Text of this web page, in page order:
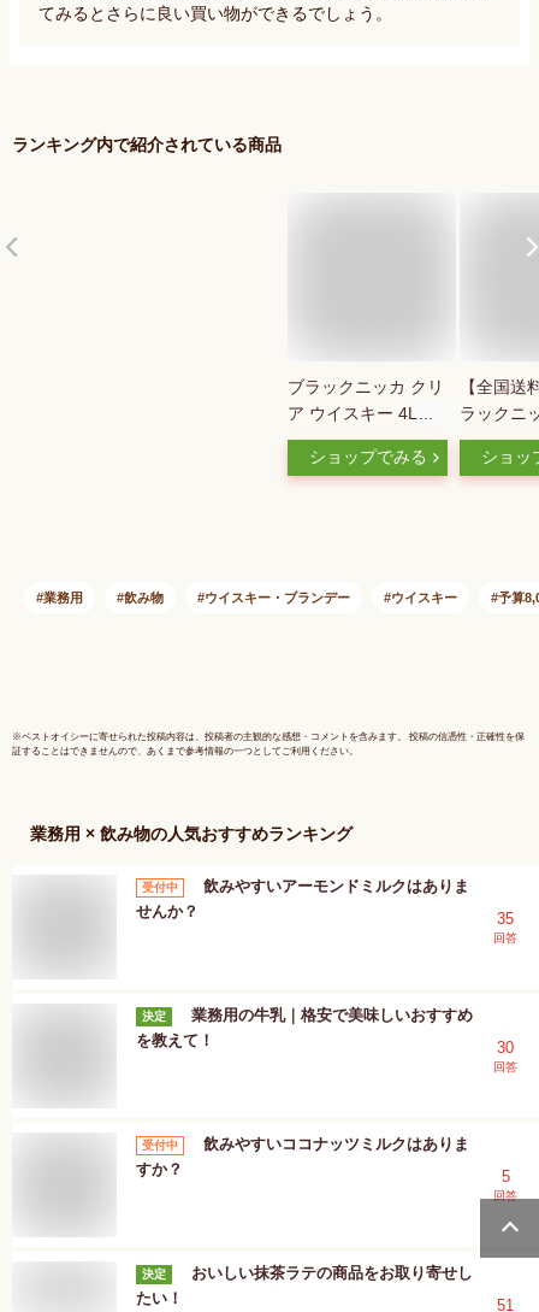
てみるとさらに良い買い物ができるでしょう。
ランキング内で紹介されている商品
ブラックニッカ クリ
ア ウイスキー 4L ペ
ットボトル 4000ml
＜4本まで同梱可＞
ショップでみる
【全国送
ラックニ
4L 37度
ヒ ニッ
ショッ
業務用 飲み物 ウイスキー・ブランデー ウイスキー 予算
※ベストオイシーに寄せられた投稿内容は、投稿者の主観的な感想・コメントを含みます。 投稿の信憑性・正確性を保
証することはできませんので、あくまで参考情報の一つとしてご利用ください。
業務用 × 飲み物の人気おすすめランキング
受付中
飲みやすいアーモンドミルクはありま
せんか？
35
回答
決定
業務用の牛乳｜格安で美味しいおすすめ
を教えて！
30
回答
受付中
飲みやすいココナッツミルクはありま
すか？
5
回答
決定
おいしい抹茶ラテの商品をお取り寄せし
たい！
51